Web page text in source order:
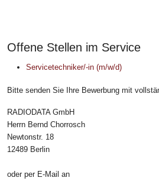
Offene Stellen im Service
Servicetechniker/-in (m/w/d)
Bitte senden Sie Ihre Bewerbung mit
RADIODATA GmbH
Herrn Bernd Chorrosch
Newtonstr. 18
12489 Berlin
oder per E-Mail an